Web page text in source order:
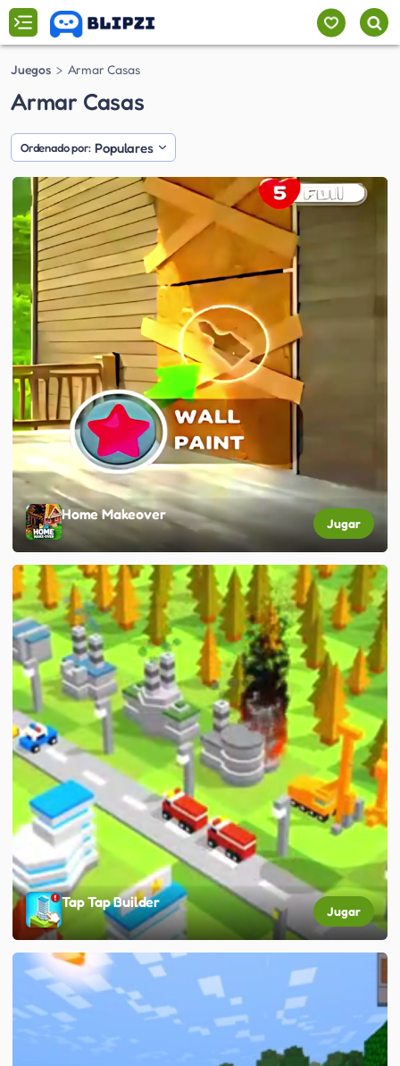
Juegos Armar Casas
Armar Casas
Ordenado por: Populares
Home Makeover
Jugar
Tap Tap Builder
Jugar